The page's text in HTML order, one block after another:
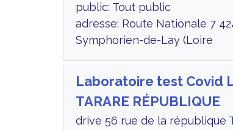
public: Tout public
adresse: Route Nationale 7
Symphorien-de-Lay (Loire
Laboratoire test Covid
TARARE RÉPUBLIQUE
drive 56 rue de la république